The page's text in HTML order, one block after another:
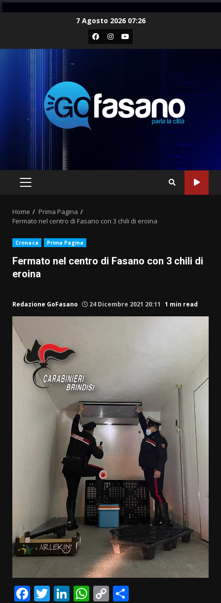
7 Agosto 2026 07:26
Facebook
Instagram
Youtube
PRIMARY
Home
Prima Pagina
Fermato nel centro di Fasano con 3 chili di eroina
Cronaca Prima Pagina
Fermato nel centro di Fasano con 3 chili di
eroina
Redazione GoFasano 24 Dicembre 2021 20:11 1 min read
Facebook
Twitter
LinkedIn
WhatsApp
Copy